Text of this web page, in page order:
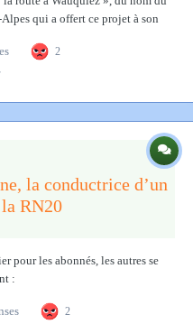
qui a offert ce projet à son
Pertuis et de Saint-Hostien.
2
la conductrice d’un
RN20
pour les abonnés, les autres se
:
la-rn20-en-ariege-
2